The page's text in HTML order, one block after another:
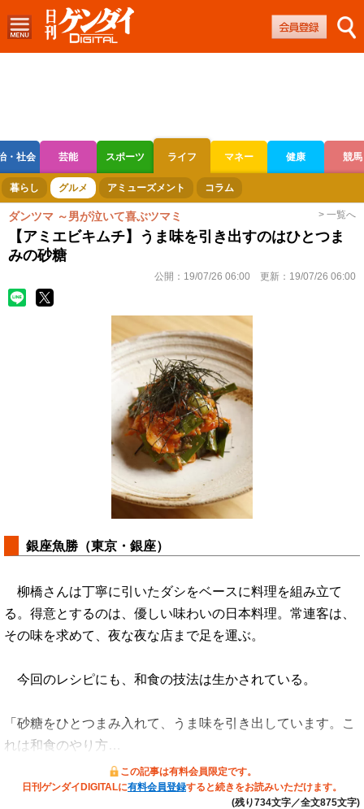
・社会 芸能 スポーツ ライフ マネー 健康 競馬
ボートレース 競輪 オートレース
暮らし グルメ アミューズメント コラム
ダンツマ ～男が泣いて喜ぶツマミ > 一覧へ
【アミエビキムチ】うま味を引き出すのはひとつま
みの砂糖
公開： 19/07/26 06:00 更新： 19/07/26 06:00
銀座魚勝（東京・銀座）
柳橋さんは丁寧に引いたダシをベースに料理を組み立て
る。得意とするのは、優しい味わいの日本料理。常連客は、
その味を求めて、夜な夜な店まで足を運ぶ。
今回のレシピにも、和食の技法は生かされている。
「砂糖をひとつまみ入れて、うま味を引き出しています。こ
れは和食のやり方…
この記事は有料会員限定です。
日刊ゲンダイDIGITALに有料会員登録すると続きをお読みいただけます。
(残り734文字／全文875文字)